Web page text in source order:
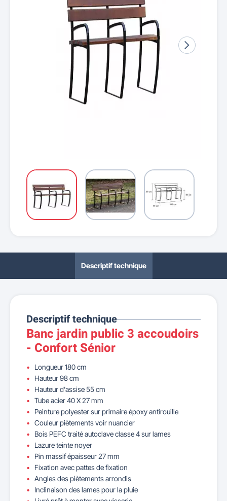
Descriptif technique
Descriptif technique
Banc jardin public 3 accoudoirs
- Confort Sénior
Longueur 180 cm
Hauteur 98 cm
Hauteur d'assise 55 cm
Tube acier 40 X 27 mm
Peinture polyester sur primaire époxy antirouille
Couleur piètements voir nuancier
Bois PEFC traité autoclave classe 4 sur lames
Lazure teinte noyer
Pin massif épaisseur 27 mm
Fixation avec pattes de fixation
Angles des piètements arrondis
Inclinaison des lames pour la pluie